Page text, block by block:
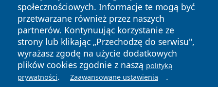
społecznościowych. Informacje te mogą być
przetwarzane również przez naszych
partnerów. Kontynuując korzystanie ze
strony lub klikając „Przechodzę do serwisu",
wyrażasz zgodę na użycie dodatkowych
plików cookies zgodnie z naszą polityką
prywatności. Zaawansowane ustawienia .
News Autorzy
Polityka
Prywatności
Polityka
Cookies